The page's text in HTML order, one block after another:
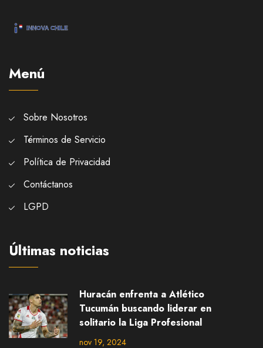
Menú
Sobre Nosotros
Términos de Servicio
Política de Privacidad
Contáctanos
LGPD
Últimas noticias
Huracán enfrenta a Atlético
Tucumán buscando liderar en
solitario la Liga Profesional
nov 19, 2024